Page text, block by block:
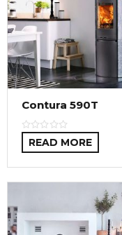
Contura 590T
READ MORE